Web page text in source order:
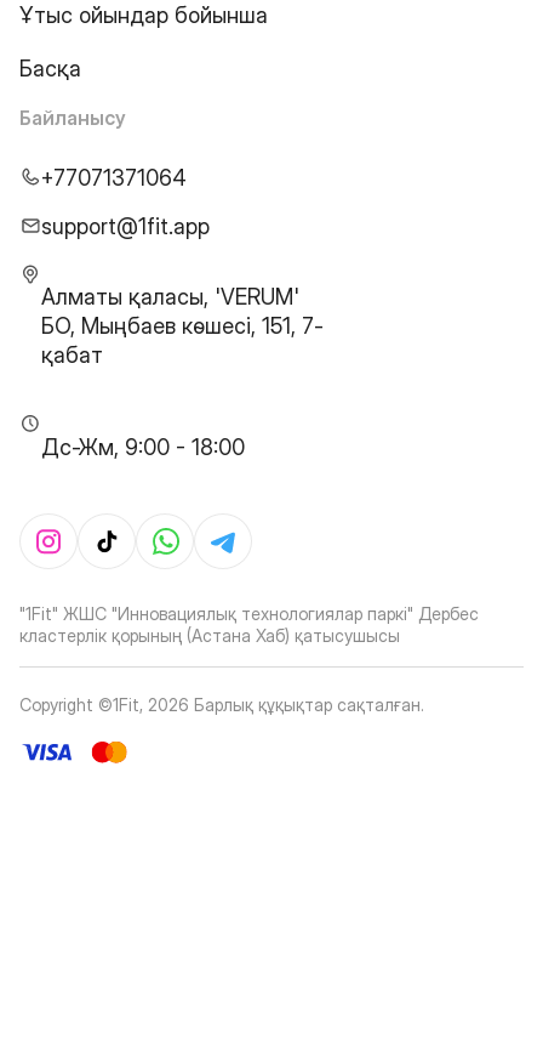
Ұтыс ойындар бойынша
Басқа
Байланысу
+77071371064
support@1fit.app
Алматы қаласы, 'VERUM'
БО, Мыңбаев көшесі, 151, 7-
қабат
Дс-Жм, 9:00 - 18:00
"1Fit" ЖШС "Инновациялық технологиялар паркі" Дербес
кластерлік қорының (Астана Хаб) қатысушысы
Copyright ©1Fit, 2026 Барлық құқықтар сақталған.